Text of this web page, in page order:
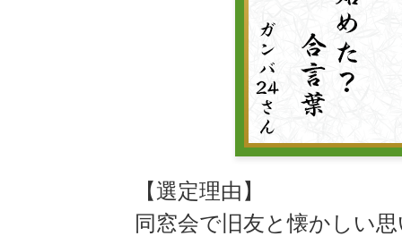
【選定理由】
同窓会で旧友と懐かしい